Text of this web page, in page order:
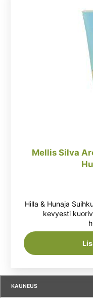
KAUNEUS
Mellis Silva
Hilla & Hunaja
kevyesti